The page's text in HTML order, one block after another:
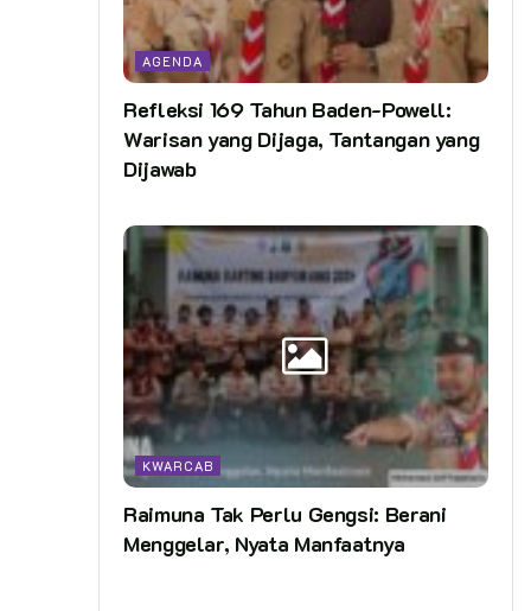
AGENDA
Refleksi 169 Tahun Baden-Powell:
Warisan yang Dijaga, Tantangan yang
Dijawab
KWARCAB
Raimuna Tak Perlu Gengsi: Berani
Menggelar, Nyata Manfaatnya